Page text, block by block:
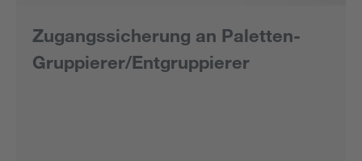
Zugangssicherung an Paletten-
Gruppierer/Entgruppierer